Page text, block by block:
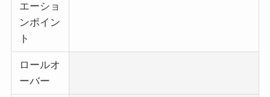
エーショ
ンポイン
ト
ロールオ
ーバー